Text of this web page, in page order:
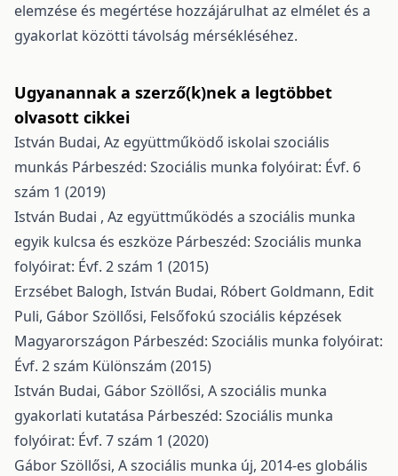
elemzése és megértése hozzájárulhat az elmélet és a
gyakorlat közötti távolság mérsékléséhez.
Ugyanannak a szerző(k)nek a legtöbbet
olvasott cikkei
István Budai, Az együttműködő iskolai szociális
munkás Párbeszéd: Szociális munka folyóirat: Évf. 6
szám 1 (2019)
István Budai , Az együttműködés a szociális munka
egyik kulcsa és eszköze Párbeszéd: Szociális munka
folyóirat: Évf. 2 szám 1 (2015)
Erzsébet Balogh, István Budai, Róbert Goldmann, Edit
Puli, Gábor Szöllősi, Felsőfokú szociális képzések
Magyarországon Párbeszéd: Szociális munka folyóirat:
Évf. 2 szám Különszám (2015)
István Budai, Gábor Szöllősi, A szociális munka
gyakorlati kutatása Párbeszéd: Szociális munka
folyóirat: Évf. 7 szám 1 (2020)
Gábor Szöllősi, A szociális munka új, 2014-es globális